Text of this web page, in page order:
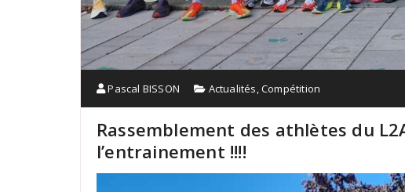
Pascal BISSON Actualités,Compétition
Rassemblement des athlètes du
l’entrainement !!!!